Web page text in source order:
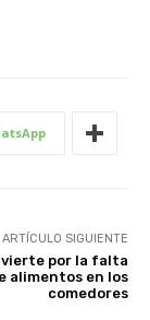
ARTÍCULO SIGUIENTE
por la falta
alimentos en los
comedores